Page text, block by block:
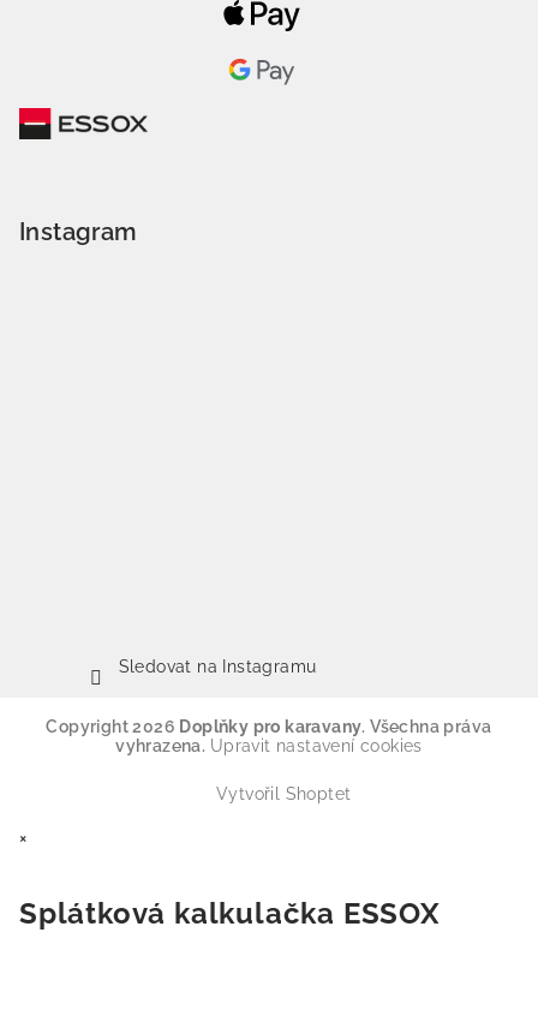
Instagram
Sledovat na Instagramu
Copyright 2026 Doplňky pro karavany. Všechna práva
vyhrazena. Upravit nastavení cookies
Vytvořil Shoptet
×
Splátková kalkulačka ESSOX